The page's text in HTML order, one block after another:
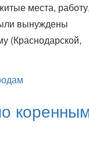
места,
вынуждены
(Краснодарской,